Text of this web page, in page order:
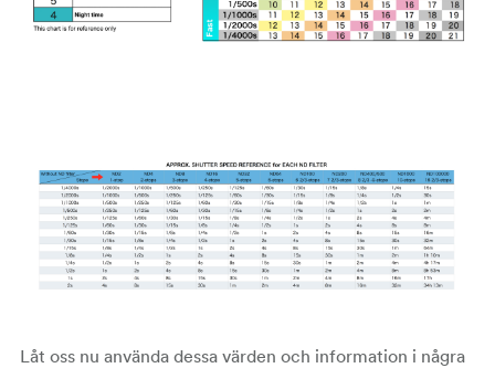
Låt oss nu använda dessa värden och information i några